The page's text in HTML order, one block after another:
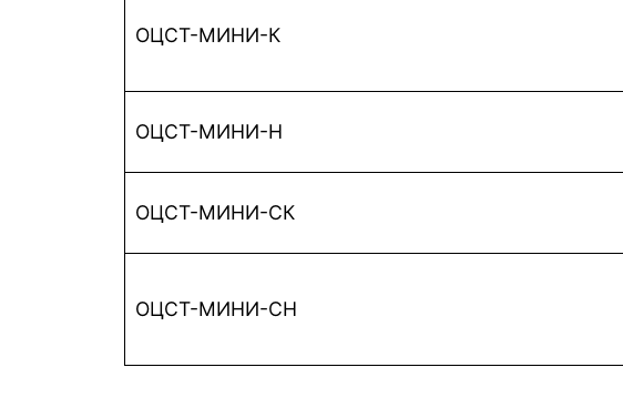
ОЦСТ-МИНИ-К
ОЦСТ-МИНИ-Н
ОЦСТ-МИНИ-CК
ОЦСТ-МИНИ-СН